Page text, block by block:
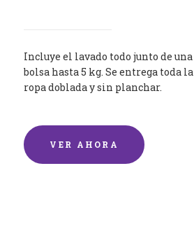
Incluye el lavado todo junto de una
bolsa hasta 5 kg. Se entrega toda la
ropa doblada y sin planchar.
VER AHORA